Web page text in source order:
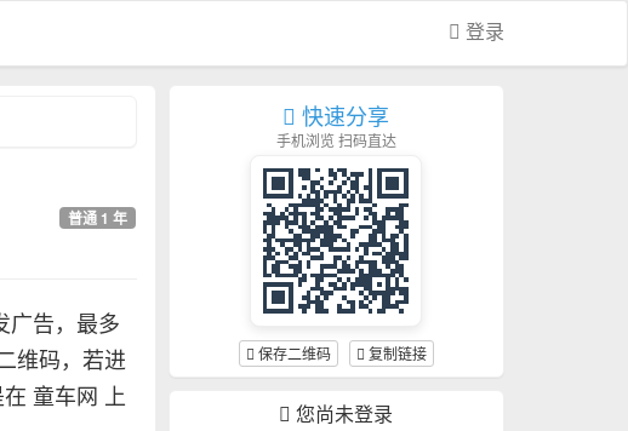
登录
普通 1 年
广告，最多
维码，若进
童车网 上
快速分享
手机浏览 扫码直达
保存二维码 复制链接
您尚未登录